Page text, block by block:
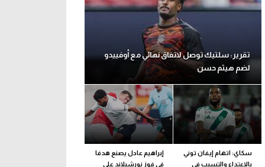
تقرير: سلتيك توصل لاتفاق نهائي مع أوفييدو
لضم هيثم حسن
سكاي: اتهام إيفان توني
بالاعتداء والتسبب في
إبراهيم عادل يصنع هدفا
في فوز نورشيلاند على